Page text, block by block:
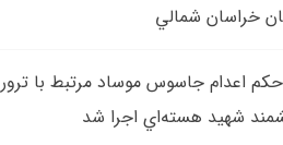
خراسان شمالي
حکم اعدام جاسوس موساد مرتبط با ترور
شهيد هسته‌اي اجرا شد